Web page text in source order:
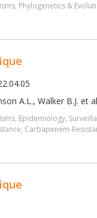
, Phylogenetics &
A.L., Walker B.J. et
, Epidemiology,
, Carbapenem-